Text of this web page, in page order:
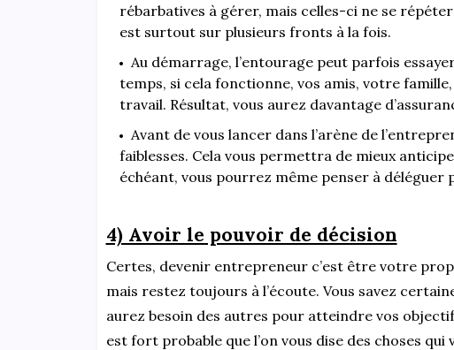
rébarbatives à gérer, mais celles-ci ne se
est surtout sur plusieurs fronts à la fois.
Au démarrage, l’entourage peut parfois
temps, si cela fonctionne, vos amis, votre
travail. Résultat, vous aurez davantage
Avant de vous lancer dans l’arène de
faiblesses. Cela vous permettra de mieux
échéant, vous pourrez même penser à déléguer
4) Avoir le pouvoir de décision
Certes, devenir entrepreneur c’est être votre
mais restez toujours à l’écoute. Vous savez
aurez besoin des autres pour atteindre vos
est fort probable que l’on vous dise des choses